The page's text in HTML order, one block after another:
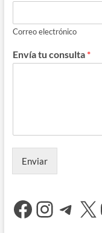
Correo electrónico
Envía tu consulta *
Enviar
X